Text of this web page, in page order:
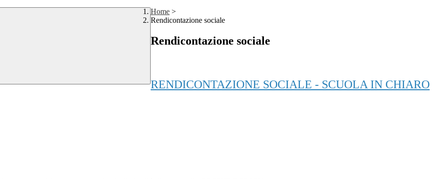
Home >
Rendicontazione sociale
Rendicontazione sociale
RENDICONTAZIONE SOCIALE - SCUOLA IN CHIARO